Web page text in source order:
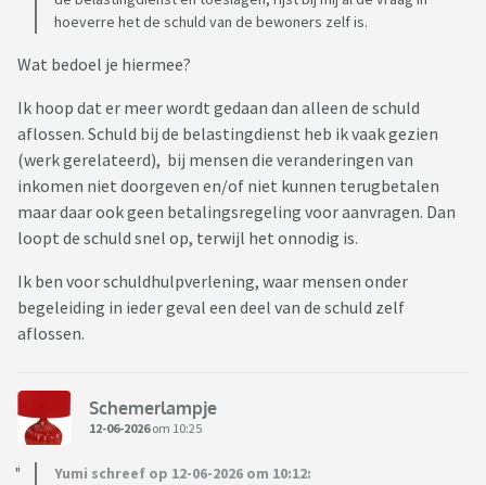
hoeverre het de schuld van de bewoners zelf is.
Wat bedoel je hiermee?
Ik hoop dat er meer wordt gedaan dan alleen de schuld
aflossen. Schuld bij de belastingdienst heb ik vaak gezien
(werk gerelateerd), bij mensen die veranderingen van
inkomen niet doorgeven en/of niet kunnen terugbetalen
maar daar ook geen betalingsregeling voor aanvragen. Dan
loopt de schuld snel op, terwijl het onnodig is.
Ik ben voor schuldhulpverlening, waar mensen onder
begeleiding in ieder geval een deel van de schuld zelf
aflossen.
Schemerlampje
12-06-2026om 10:25
Yumi schreef op 12-06-2026 om 10:12: